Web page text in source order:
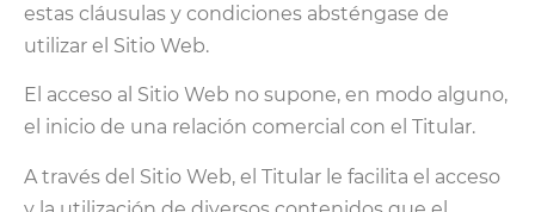
estas cláusulas y condiciones absténgase de
utilizar el Sitio Web.
El acceso al Sitio Web no supone, en modo alguno,
el inicio de una relación comercial con el Titular.
A través del Sitio Web, el Titular le facilita el acceso